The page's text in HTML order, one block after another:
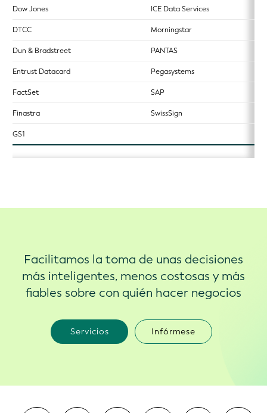
Dow Jones ICE Data Services
DTCC Morningstar
Dun & Bradstreet PANTAS
Entrust Datacard Pegasystems
FactSet SAP
Finastra SwissSign
GS1
Facilitamos la toma de unas decisiones
más inteligentes, menos costosas y más
fiables sobre con quién hacer negocios
Servicios Infórmese